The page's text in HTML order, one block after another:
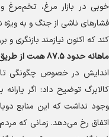
خوبی در بازار مرغ، تخم‌مرغ
فشار‌های ناشی از جنگ و به
کند که اکنون نیازمند بازنگری
ماهانه حدود ۸۷.۵ همت از طریق کالابرگ وارد اقتصاد می‌شود
اندایش در خصوص چگونگی
کالابرگ توضیح داد: اگر
وجود نداشت که این منابع
اتفاق رخ می‌دهد. زمانی که